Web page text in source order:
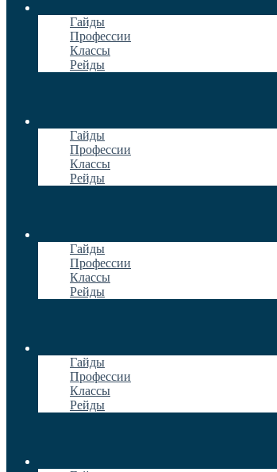
Гайды
Профессии
Классы
Рейды
Гайды
Профессии
Классы
Рейды
Гайды
Профессии
Классы
Рейды
Гайды
Профессии
Классы
Рейды